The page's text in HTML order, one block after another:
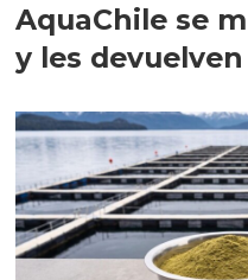
AquaChile se
y les